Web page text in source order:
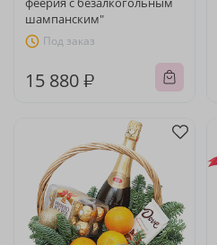
шампанским"
Под заказ
15 880 ₽